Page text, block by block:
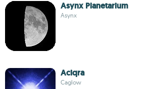
Asynx Planetarium
Asynx
Aciqra
Caglow